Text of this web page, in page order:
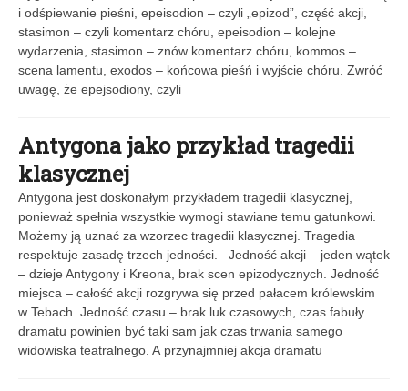
i odśpiewanie pieśni, epeisodion – czyli „epizod”, część akcji,
stasimon – czyli komentarz chóru, epeisodion – kolejne
wydarzenia, stasimon – znów komentarz chóru, kommos –
scena lamentu, exodos – końcowa pieśń i wyjście chóru. Zwróć
uwagę, że epejsodiony, czyli
Antygona jako przykład tragedii
klasycznej
Antygona jest doskonałym przykładem tragedii klasycznej,
ponieważ spełnia wszystkie wymogi stawiane temu gatunkowi.
Możemy ją uznać za wzorzec tragedii klasycznej. Tragedia
respektuje zasadę trzech jedności. Jedność akcji – jeden wątek
– dzieje Antygony i Kreona, brak scen epizodycznych. Jedność
miejsca – całość akcji rozgrywa się przed pałacem królewskim
w Tebach. Jedność czasu – brak luk czasowych, czas fabuły
dramatu powinien być taki sam jak czas trwania samego
widowiska teatralnego. A przynajmniej akcja dramatu